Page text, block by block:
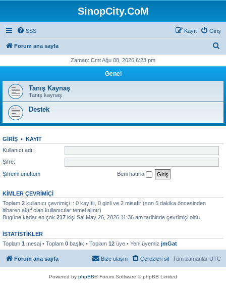
SinopCity.CoM
SSS Giriş
Kayıt
Forum ana sayfa
Zaman: Cmt Ağu 08, 2026 6:23 pm
Genel
Tanış Kaynaş
Tanış kaynaş
Destek
GIRIŞ • KAYIT
Kullanıcı adı:
Şifre:
Şifremi unuttum
Beni hatırla
KIMLER ÇEVRIMIÇI
Toplam 2 kullanıcı çevrimiçi :: 0 kayıtlı, 0 gizli ve 2 misafir (son 5 dakika öncesinden
itibaren aktif olan kullanıcılar temel alınır)
Bugüne kadar en çok 217 kişi Sal May 26, 2026 11:36 am tarihinde çevrimiçi oldu
İSTATISTIKLER
Toplam 1 mesaj • Toplam 0 başlık • Toplam 12 üye • Yeni üyemiz jmGat
Forum ana sayfa Tüm zamanlar UTC
Çerezleri sil
Bize ulaşın
Powered by phpBB® Forum Software © phpBB Limited